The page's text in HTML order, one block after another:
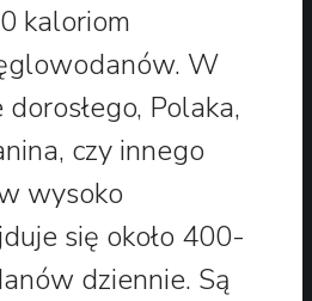
kaloriom
W
Polaka,
czy innego
wysoko
się około 400-
dziennie. Są